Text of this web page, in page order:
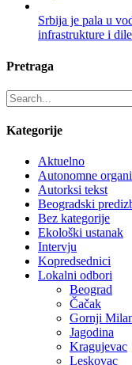
Srbija je pala u
infrastrukture i
Pretraga
Kategorije
Aktuelno
Autonomne
Autorksi tekst
Beogradski
Bez kategorije
Ekološki ustanak
Intervju
Kopredsednici
Lokalni odbori
Beograd
Čačak
Gornji
Jagodina
Kragujevac
Leskovac